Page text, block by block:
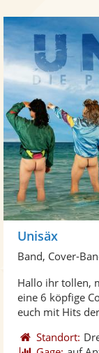
Unisäx
Band, Cover-
Hallo ihr tollen,
eine 6 köpfige
euch mit Hits
Standort: